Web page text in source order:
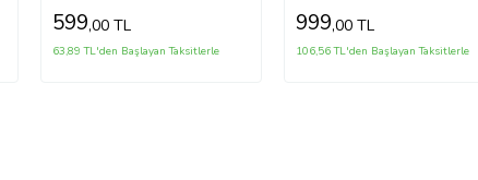
599,00 TL
63,89 TL'den Başlayan Taksitlerle
999,00 TL
106,56 TL'den Başlayan Taksitlerle